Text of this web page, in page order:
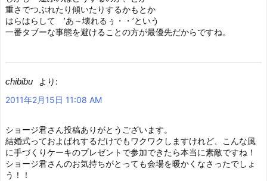
重さでつぶれたり傾いたりするかもとか
はらはらして ’あ～壊れるぅ・・’という
一番タブーな事態を避けることの方が最優先だからですね。
chibibu
より:
2011年2月15日 11:08 AM
ショージ君さん投稿ありがとうございます。
結婚式っておよばれするだけでもワクワクしますけれど、こんな風
に手づくりケーキのプレゼントで参加できたら本当に素敵ですね！
ショージ君さんのお気持ちがとっても会場を暖かくなさったでしょ
う！！